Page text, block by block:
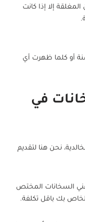
إلا إذا كانت
أو كلما ظهرت أي
في
نحن هنا لتقديم
فني السخانات المختص
بك باقل تكلفة.